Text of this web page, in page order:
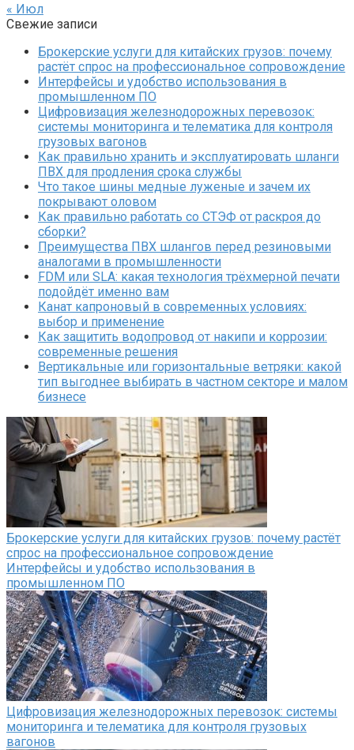
« Июл
Свежие записи
Брокерские услуги для китайских грузов: почему
растёт спрос на профессиональное сопровождение
Интерфейсы и удобство использования в
промышленном ПО
Цифровизация железнодорожных перевозок:
системы мониторинга и телематика для контроля
грузовых вагонов
Как правильно хранить и эксплуатировать шланги
ПВХ для продления срока службы
Что такое шины медные луженые и зачем их
покрывают оловом
Как правильно работать со СТЭФ от раскроя до
сборки?
Преимущества ПВХ шлангов перед резиновыми
аналогами в промышленности
FDM или SLA: какая технология трёхмерной печати
подойдёт именно вам
Канат капроновый в современных условиях:
выбор и применение
Как защитить водопровод от накипи и коррозии:
современные решения
Вертикальные или горизонтальные ветряки: какой
тип выгоднее выбирать в частном секторе и малом
бизнесе
Брокерские услуги для китайских грузов: почему растёт
спрос на профессиональное сопровождение
Интерфейсы и удобство использования в
промышленном ПО
Цифровизация железнодорожных перевозок: системы
мониторинга и телематика для контроля грузовых
вагонов